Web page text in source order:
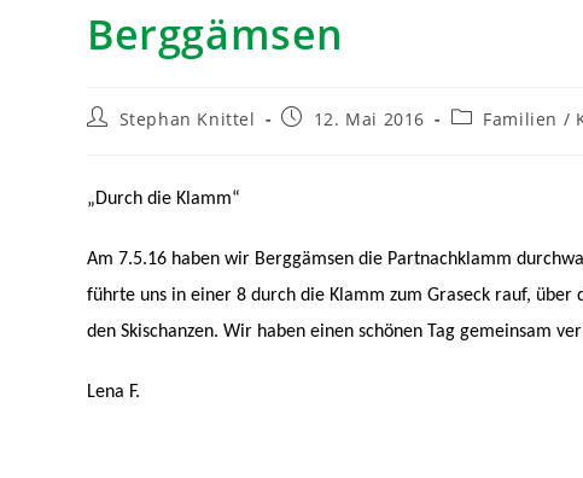
Berggämsen
Stephan Knittel 12. Mai 2016 Familien /
„Durch die Klamm“
Am 7.5.16 haben wir Berggämsen die Partnachklamm
führte uns in einer 8 durch die Klamm zum Graseck rauf,
den Skischanzen. Wir haben einen schönen Tag gemeinsam
Lena F.